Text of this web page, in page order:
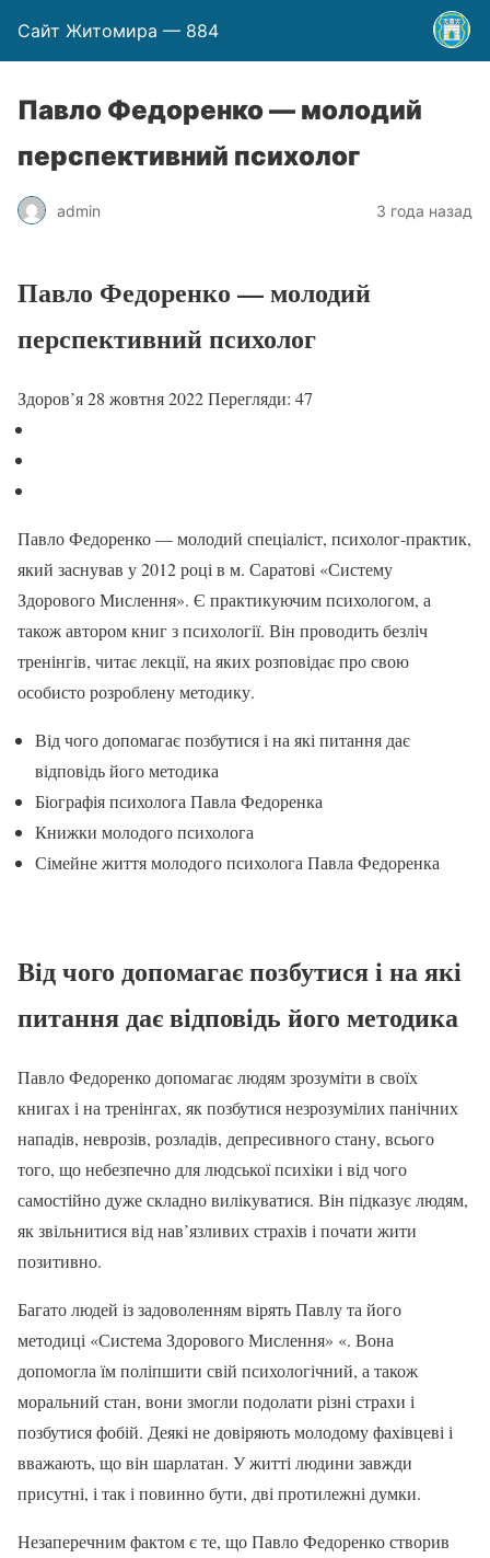
Сайт Житомира — 884
Павло Федоренко — молодий
перспективний психолог
admin 3 года назад
Павло Федоренко — молодий
перспективний психолог
Здоров’я28 жовтня 2022Перегляди: 47
Павло Федоренко — молодий спеціаліст, психолог-практик,
який заснував у 2012 році в м. Саратові «Систему
Здорового Мислення». Є практикуючим психологом, а
також автором книг з психології. Він проводить безліч
тренінгів, читає лекції, на яких розповідає про свою
особисто розроблену методику.
Від чого допомагає позбутися і на які питання дає
відповідь його методика
Біографія психолога Павла Федоренка
Книжки молодого психолога
Сімейне життя молодого психолога Павла Федоренка
Від чого допомагає позбутися і на які
питання дає відповідь його методика
Павло Федоренко допомагає людям зрозуміти в своїх
книгах і на тренінгах, як позбутися незрозумілих панічних
нападів, неврозів, розладів, депресивного стану, всього
того, що небезпечно для людської психіки і від чого
самостійно дуже складно вилікуватися. Він підказує людям,
як звільнитися від нав’язливих страхів і почати жити
позитивно.
Багато людей із задоволенням вірять Павлу та його
методиці «Система Здорового Мислення» «. Вона
допомогла їм поліпшити свій психологічний, а також
моральний стан, вони змогли подолати різні страхи і
позбутися фобій. Деякі не довіряють молодому фахівцеві і
вважають, що він шарлатан. У житті людини завжди
присутні, і так і повинно бути, дві протилежні думки.
Незаперечним фактом є те, що Павло Федоренко створив